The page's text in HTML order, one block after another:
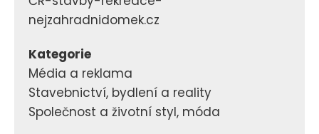
nejzahradnidomek.cz
Kategorie
Média a reklama
Stavebnictví, bydlení a reality
Společnost a životní styl, móda